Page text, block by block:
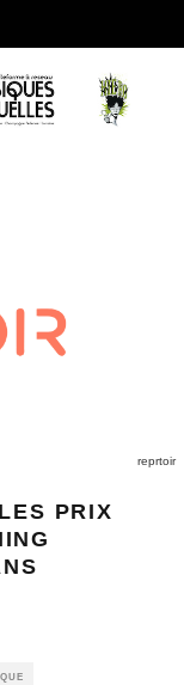
reprtoir
PRIX